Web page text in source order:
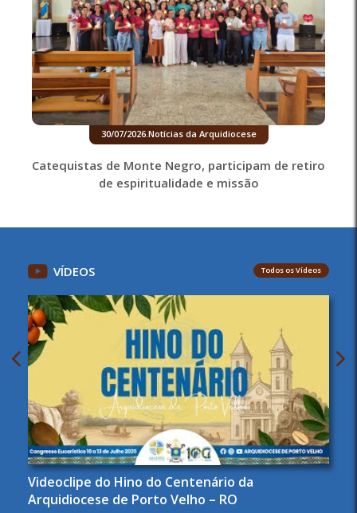
30/07/2026.Notícias da Arquidiocese
Catequistas de Monte Negro, participam de retiro
de espiritualidade e missão
VÍDEOS Todos os Vídeos
Videoclipe do Hino do Centenário da
Arquidiocese de Porto Velho – RO